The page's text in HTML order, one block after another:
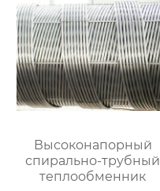
Высоконапорный
спирально-трубный
теплообменник